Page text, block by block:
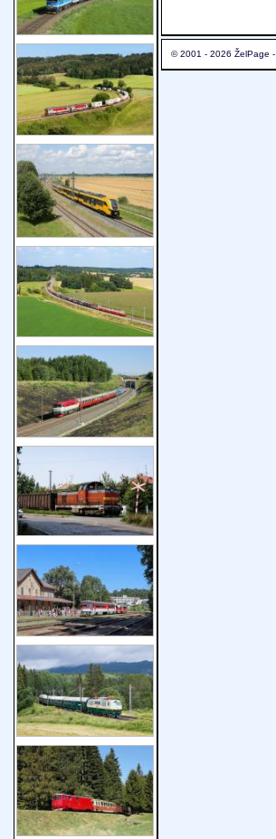
© 2001 - 2026 ŽelPage -